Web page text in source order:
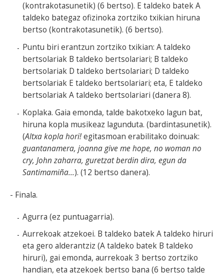
(kontrakotasunetik) (6 bertso). E taldeko batek A
taldeko bategaz ofizinoka zortziko txikian hiruna
bertso (kontrakotasunetik). (6 bertso).
Puntu biri erantzun zortziko txikian: A taldeko
bertsolariak B taldeko bertsolariari; B taldeko
bertsolariak D taldeko bertsolariari; D taldeko
bertsolariak E taldeko bertsolariari; eta, E taldeko
bertsolariak A taldeko bertsolariari (danera 8).
Koplaka. Gaia emonda, talde bakotxeko lagun bat,
hiruna kopla musikeaz lagunduta. (bardintasunetik).
(Altxa kopla hori!egitasmoan erabilitako doinuak:
guantanamera, joanna give me hope, no woman no
cry, John zaharra, guretzat berdin dira, egun da
Santimamiña...). (12 bertso danera).
- Finala.
Agurra (ez puntuagarria).
Aurrekoak atzekoei. B taldeko batek A taldeko hiruri
eta gero alderantziz (A taldeko batek B taldeko
hiruri), gai emonda, aurrekoak 3 bertso zortziko
handian, eta atzekoek bertso bana (6 bertso talde